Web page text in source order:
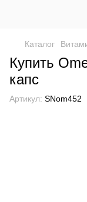
Каталог
Купить
капс
Артикул: SNom452